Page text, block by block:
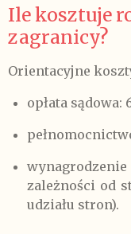
Ile kosztuje
zagranicy?
Orientacyjne
opłata sądowa:
wynagrodzenie
zależności od
udziału stron).